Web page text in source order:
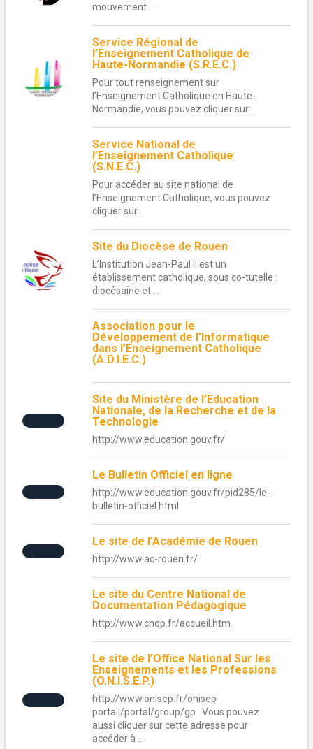
mouvement ...
Service Régional de
l’Enseignement Catholique de
Haute-Normandie (S.R.E.C.)
Pour tout renseignement sur
l’Enseignement Catholique en Haute-
Normandie, vous pouvez cliquer sur ...
Service National de
l’Enseignement Catholique
(S.N.E.C.)
Pour accéder au site national de
l’Enseignement Catholique, vous pouvez
cliquer sur ...
Site du Diocèse de Rouen
L’Institution Jean-Paul II est un
établissement catholique, sous co-tutelle :
diocésaine et ...
Association pour le
Développement de l’Informatique
dans l’Enseignement Catholique
(A.D.I.E.C.)
Site du Ministère de l’Education
Nationale, de la Recherche et de la
Technologie
http://www.education.gouv.fr/
Le Bulletin Officiel en ligne
http://www.education.gouv.fr/pid285/le-
bulletin-officiel.html
Le site de l’Académie de Rouen
http://www.ac-rouen.fr/
Le site du Centre National de
Documentation Pédagogique
http://www.cndp.fr/accueil.htm
Le site de l’Office National Sur les
Enseignements et les Professions
(O.N.I.S.E.P.)
http://www.onisep.fr/onisep-
portail/portal/group/gp Vous pouvez
aussi cliquer sur cette adresse pour
accéder à ...